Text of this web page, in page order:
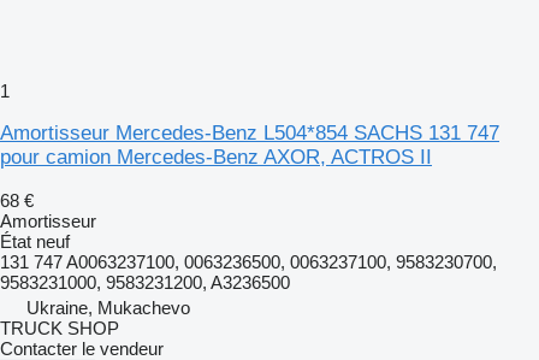
1
Amortisseur Mercedes-Benz L504*854 SACHS 131 747
pour camion Mercedes-Benz AXOR, ACTROS II
68 €
Amortisseur
État neuf
131 747 A0063237100, 0063236500, 0063237100, 9583230700,
9583231000, 9583231200, A3236500
Ukraine, Mukachevo
TRUCK SHOP
Contacter le vendeur